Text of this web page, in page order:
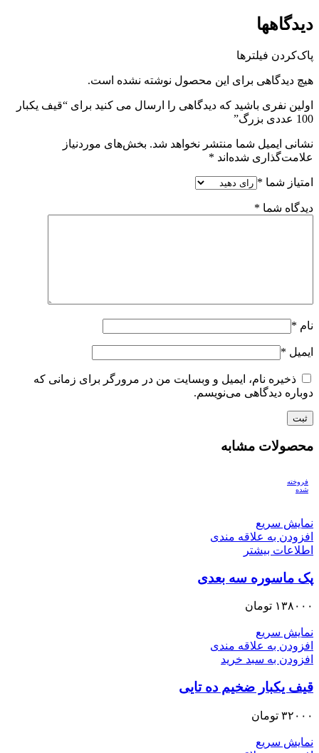
دیدگاهها
پاک‌کردن فیلترها
هیچ دیدگاهی برای این محصول نوشته نشده است.
اولین نفری باشید که دیدگاهی را ارسال می کنید برای “قیف یکبار
100 عددی بزرگ”
نشانی ایمیل شما منتشر نخواهد شد. بخش‌های موردنیاز
علامت‌گذاری شده‌اند *
امتیاز شما *
دیدگاه شما *
نام *
ایمیل *
ذخیره نام، ایمیل و وبسایت من در مرورگر برای زمانی که
دوباره دیدگاهی می‌نویسم.
محصولات مشابه
فروخته
شده
نمایش سریع
افزودن به علاقه مندی
اطلاعات بیشتر
پک ماسوره سه بعدی
۱۳۸۰۰۰ تومان
نمایش سریع
افزودن به علاقه مندی
افزودن به سبد خرید
قیف یکبار ضخیم ده تایی
۳۲۰۰۰ تومان
نمایش سریع